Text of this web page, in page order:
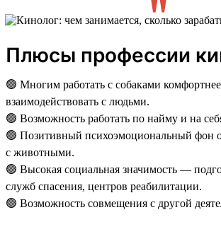
Плюсы профессии
🟢 Многим работать с собаками
взаимодействовать с людьми.
🟢 Возможность работать по найму и на
🟢 Позитивный психоэмоциональный фон
с животными.
🟢 Высокая социальная значимость —
служб спасения, центров реабилитации.
🟢 Возможность совмещения с другой